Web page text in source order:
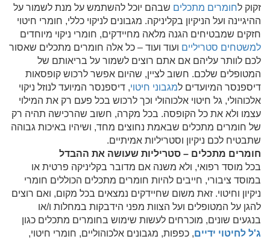
זקוק לחומרים מתכלים שבהם יוכל להשתמש על מנת לשמור על
ההיגיינה ועל הניקיון בקליניקה. מגבונים לניקוי כללי, חומרי חיטוי
חזקים שמבטיחים הגנה מלאה מחיידקים, חומרי ניקוי מיוחדים
למשטחים סטריליים ועוד ועוד – כל אלה חומרים מתכלים שאסור
לכם לוותר עליהם אם אתם רוצים לשמור על בריאותם של
המטופלים שלכם. חשוב לציין, שהיום אפשר לרכוש קופסאות
דיספנסר המיועדים למגבוני חיטוי, דיספנסר המיועד לנוזל ניקוי
אלכוהולי, גל חיטוי אלכוהולי וכך לרכוש בכל פעם רק את המילוי
עצמו ולא את כל הקופסה. בכל מקרה, חשוב שהרכישה תהיה רק
של חומרים מתכלים שבאמת נחוצים מחד, ושיהיו באיכות גבוהה
שתבטיח לכם ניקיון וסטריליות אמיתיים.
חומרים מתכלים – סטריליות שעושה את ההבדל
בכל מוסד רפואי, ולא משנה אם מדובר בקליניקה פרטית או
במוסד ציבורי, חייבים להיות חומרים מתכלים הכוללים חומרי
ניקיון וחיטוי. זאת משום שחיידקים נמצאים בכל מקום, ואם רוצים
להגן על המטופלים ועל הצוות מפני הידבקות במחלות ו/או
בנגעים שונים, מוכרחים לעשות שימוש בחומרים מתכלים כגון
ג'ל לחיטוי ידיים, כפפות, מגבונים אלכוהוליים, חומרי חיטוי,